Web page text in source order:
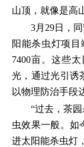
山顶，就像是高
3月29日，
阳能杀虫灯项
7400亩。这些
光，通过光引诱
以物理防治手段
“过去，茶
虫效果一般。如
进太阳能杀虫灯